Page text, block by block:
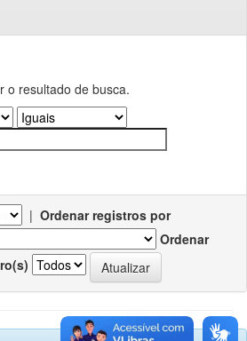
o resultado de busca.
| Ordenar registros por
Ordenar